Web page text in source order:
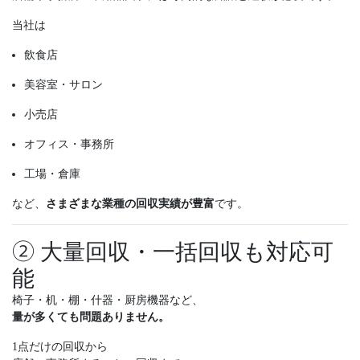
当社は
飲食店
美容室・サロン
小売店
オフィス・事務所
工場・倉庫
など、 さまざまな業種の回収実績が豊富です。
② 大量回収・一括回収も対応可
能
椅子・机・棚・什器・厨房機器など、
量が多くても問題ありません。
1点だけの回収から